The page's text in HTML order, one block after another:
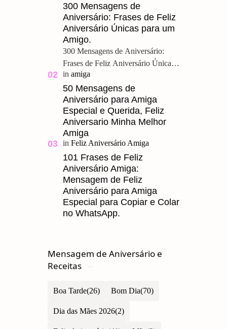
300 Mensagens de
Aniversário: Frases de Feliz
Aniversário Únicas para um
Amigo.
300 Mensagens de Aniversário:
Frases de Feliz Aniversário Únicas
para um Amigo. Feliz Aniversário
Meu Querido, u ma grande amizade
é um presente pre…
50 Mensagens de
Aniversário para Amiga
Especial e Querida, Feliz
Aniversario Minha Melhor
Amiga
101 Frases de Feliz
Aniversário Amiga:
Mensagem de Feliz
Aniversário para Amiga
Especial para Copiar e Colar
no WhatsApp.
Mensagem de Aniversário e
Receitas
Boa Tarde Bom Dia
Dia das Mães 2026